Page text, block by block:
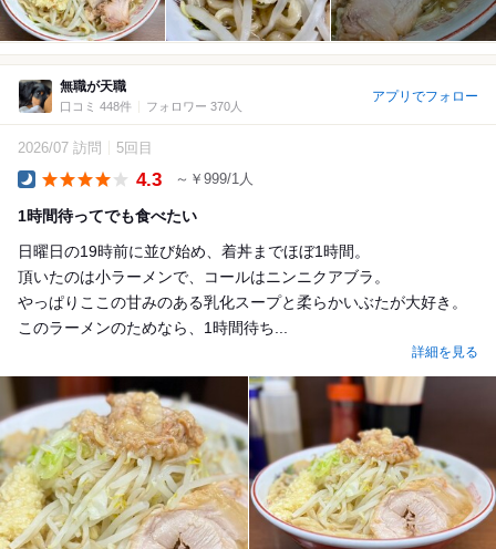
無職が天職
口コミ 448件 フォロワー 370人
アプリでフォロー
2026/07 訪問 5回目
4.3 ～￥999/1人
1時間待ってでも食べたい
日曜日の19時前に並び始め、着丼までほぼ1時間。
頂いたのは小ラーメンで、コールはニンニクアブラ。
やっぱりここの甘みのある乳化スープと柔らかいぶたが大好き。
このラーメンのためなら、1時間待ち...
詳細を見る